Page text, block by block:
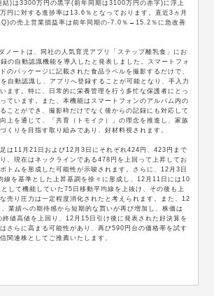
)は3300万円の黒字(前年同期は3100万円の赤字)に浮上
円に対する進捗率は13.6％となっております。直近3ヵ月
の売上営業損益率は前年同期の-7.0％→15.2％に急改善
ノートは、同社の人気育児アプリ「ステップ離乳食」にお
の自動認識機能を導入したと発表しました。スマートフォ
のパッケージに記載された食品ラベルを撮影するだけで、
自動認識し、アプリへ登録することが可能となり、手入力
ます。特に、日常的に栄養管理を行う多忙な保護者にとっ
ています。また、本機能はスマートフォンのアルバム内の
ことができ、撮影時だけでなく後からの記録にも対応して
上を通じて、「共育（トモイク）」の理念を推進し、家族
くりを目指す取り組みであり、好材料視されます。
は11月21日および12月3日にそれぞれ424円、423円まで
、現在はネックラインである478円を上回って上昇してお
トムを形成した可能性が示唆されます。さらに、12月3日
線を基準とした上昇基調を徐々に形成し、12月11日には10
して機能していた75日移動平均線を上抜け、その後も上
売り圧力は一定程度消化されたと考えられます。また、12
業績への期待感から短期的な買いが再び増加し、株価は
値高値を上回り、12月15日引け後に発表された好決算を
さらに高まる可能性があり、再び590円台の価格帯を試す
関連株としてご推薦いたします。